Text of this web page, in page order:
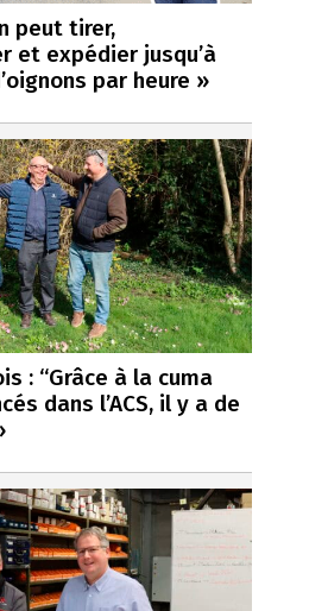
peut tirer,
et expédier jusqu’à
par heure »
: “Grâce à la cuma
dans l’ACS, il y a de